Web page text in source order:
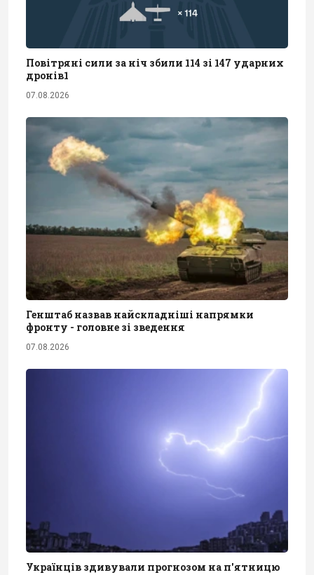
Повітряні сили за ніч збили 114 зі 147 ударних
дронів1
07.08.2026
Генштаб назвав найскладніші напрямки
фронту - головне зі зведення
07.08.2026
Українців здивували прогнозом на п'ятницю